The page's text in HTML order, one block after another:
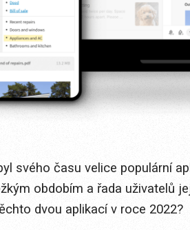
svého času velice populární
obdobím a řada uživatelů
dvou aplikací v roce 2022?